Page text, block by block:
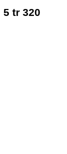
5 tr 320